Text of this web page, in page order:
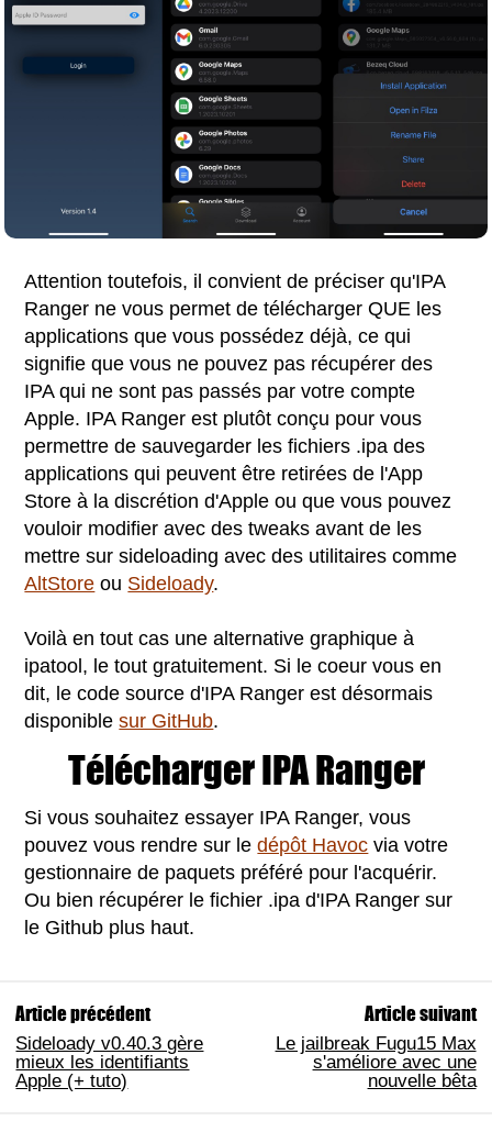
Attention toutefois, il convient de préciser qu'IPA
Ranger ne vous permet de télécharger QUE les
applications que vous possédez déjà, ce qui
signifie que vous ne pouvez pas récupérer des
IPA qui ne sont pas passés par votre compte
Apple. IPA Ranger est plutôt conçu pour vous
permettre de sauvegarder les fichiers .ipa des
applications qui peuvent être retirées de l'App
Store à la discrétion d'Apple ou que vous pouvez
vouloir modifier avec des tweaks avant de les
mettre sur sideloading avec des utilitaires comme
AltStore ou Sideloady.
Voilà en tout cas une alternative graphique à
ipatool, le tout gratuitement. Si le coeur vous en
dit, le code source d'IPA Ranger est désormais
disponiblesur GitHub.
Télécharger IPA Ranger
Si vous souhaitez essayer IPA Ranger, vous
pouvez vous rendre sur ledépôt Havoc via votre
gestionnaire de paquets préféré pour l'acquérir.
Ou bien récupérer le fichier .ipa d'IPA Ranger sur
le Github plus haut.
Article précédent
Sideloady v0.40.3 gère
mieux les identifiants
Apple (+ tuto)
Article suivant
Le jailbreak Fugu15 Max
s'améliore avec une
nouvelle bêta